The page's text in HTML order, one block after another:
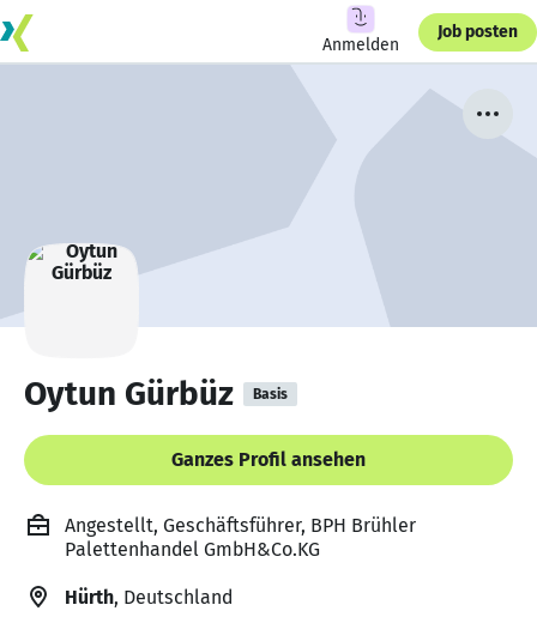
Anmelden
Job posten
Oytun Gürbüz Basis
Ganzes Profil ansehen
Angestellt, Geschäftsführer, BPH Brühler
Palettenhandel GmbH&Co.KG
Hürth, Deutschland